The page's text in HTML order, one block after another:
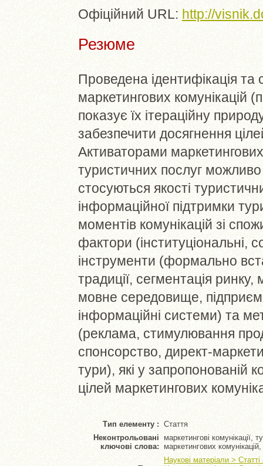
Офіційний URL: http://
Резюме
Проведена ідентифікація та
маркетингових комунікацій
показує їх ітераційну
забезпечити досягнення
Активаторами
туристичних послуг
стосуються якості
інформаційної підтримки
моментів комунікацій зі
фактори (інституціональні,
інструменти (формально
традиції, сегментація
мовне середовище,
інформаційні системи) та
(реклама, стимулювання
спонсорство, директ-
тури), які у запропонованій
цілей маркетингових
Тип елементу : Стаття
Неконтрольовані
ключові слова:
маркетингові комунікації,
маркетингових
Наукові матеріали >